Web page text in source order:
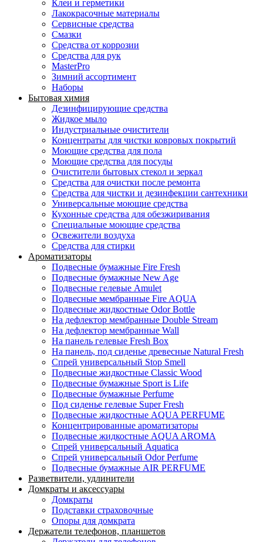
Клеи и герметики
Лакокрасочные материалы
Сервисные средства
Смазки
Средства от коррозии
Средства для рук
MasterPro
Зимний ассортимент
Наборы
Бытовая химия
Дезинфицирующие средства
Жидкое мыло
Индустриальные очистители
Концентраты для чистки ковровых покрытий
Моющие средства для пола
Моющие средства для посуды
Очистители бытовых стекол и зеркал
Средства для очистки после ремонта
Средства для чистки и дезинфекции сантехники
Универсальные моющие средства
Кухонные средства для обезжиривания
Специальные моющие средства
Освежители воздуха
Средства для стирки
Ароматизаторы
Подвесные бумажные Fire Fresh
Подвесные бумажные New Age
Подвесные гелевые Amulet
Подвесные мембранные Fire AQUA
Подвесные жидкостные Odor Bottle
На дефлектор мембранные Double Stream
На дефлектор мембранные Wall
На панель гелевые Fresh Box
На панель, под сиденье древесные Natural Fresh
Спрей универсальный Stop Smell
Подвесные жидкостные Classic Wood
Подвесные бумажные Sport is Life
Подвесные бумажные Perfume
Под сиденье гелевые Super Fresh
Подвесные жидкостные AQUA PERFUME
Концентрированные ароматизаторы
Подвесные жидкостные AQUA AROMA
Спрей универсальный Aquatica
Спрей универсальный Odor Perfume
Подвесные бумажные AIR PERFUME
Разветвители, удлинители
Домкраты и аксессуары
Домкраты
Подставки страховочные
Опоры для домкрата
Держатели телефонов, планшетов